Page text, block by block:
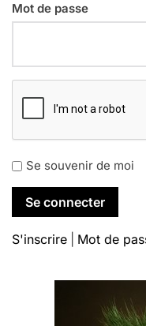
Mot de passe
Se souvenir de moi
S'inscrire Mot de